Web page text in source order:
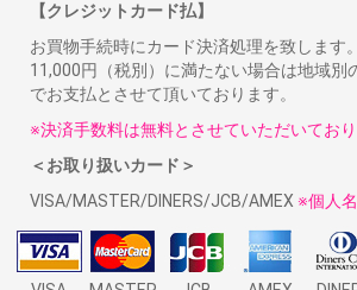
【クレジットカード払】
お買物手続時にカード決済処理を致します
11,000円（税別）に満たない場合は地域別
でお支払とさせて頂いております。
※決済手数料は無料とさせていただいており
＜お取り扱いカード＞
VISA/MASTER/DINERS/JCB/AMEX ※個人